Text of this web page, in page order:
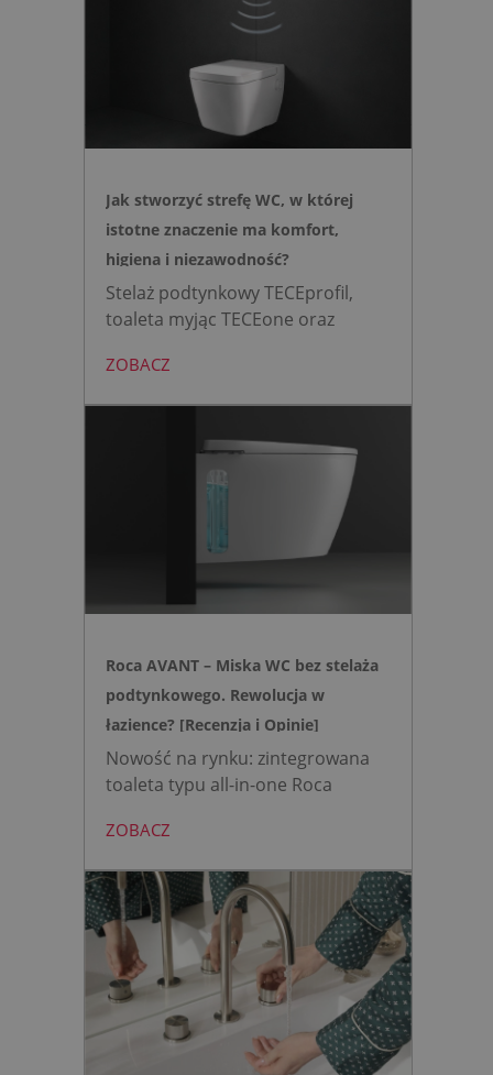
Jak stworzyć strefę WC, w której
istotne znaczenie ma komfort,
higiena i niezawodność?
Stelaż podtynkowy TECEprofil,
toaleta myjąc TECEone oraz
mini to zestaw, który warto
wybrać, gdy zależy nam na
bezpiecznej strefie WC. Zamiast
skomplikowanej i podatnej na
działającą w oparciu o ciśnienie
wody oraz elegancki, szklany
przycisk uruchamiany gestem.
ZOBACZ
Roca AVANT – Miska WC bez stelaża
podtynkowego. Rewolucja w
łazience? [Recenzja i Opinie]
Nowość na rynku: zintegrowana
toaleta typu all-in-one Roca
montażu stelaża podtynkowego.
Zyskujesz do 20 cm przestrzeni w
łazience i o 15% cichsze
spłukiwanie dzięki technologii
opartej na efekcie Venturiego.
Idealne rozwiązanie do szybkich
remontów bez kucia ścian.
ZOBACZ